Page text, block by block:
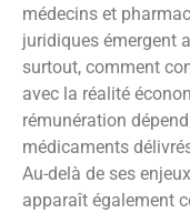
médecins et
juridiques émergent
surtout, comment
avec la réalité
rémunération
médicaments
Au-delà de ses
apparaît également